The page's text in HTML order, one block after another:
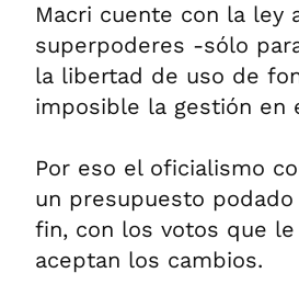
Macri cuente con la ley
superpoderes -sólo
la libertad de uso de
imposible la gestión en
Por eso el oficialismo
un presupuesto
fin, con los votos que
aceptan los cambios.